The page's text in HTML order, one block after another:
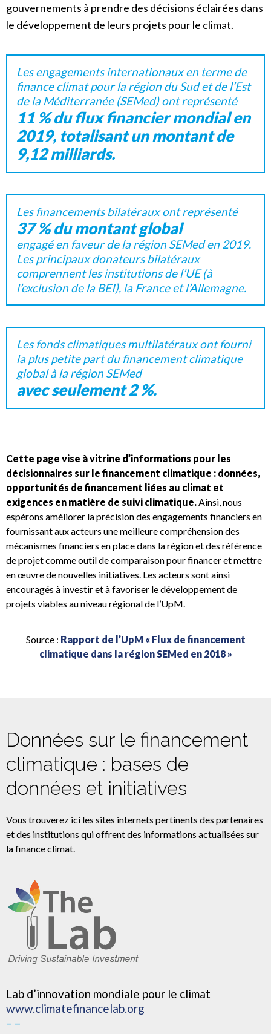
gouvernements à prendre des décisions éclairées dans
le développement de leurs projets pour le climat.
Les engagements internationaux en terme de
finance climat pour la région du Sud et de l’Est
de la Méditerranée (SEMed) ont représenté
11 % du flux financier mondial en
2019, totalisant un montant de
9,12 milliards.
Les financements bilatéraux ont représenté
37 % du montant global
engagé en faveur de la région SEMed en 2019.
Les principaux donateurs bilatéraux
comprennent les institutions de l’UE (à
l’exclusion de la BEI), la France et l’Allemagne.
Les fonds climatiques multilatéraux ont fourni
la plus petite part du financement climatique
global à la région SEMed
avec seulement 2 %.
Cette page vise à vitrine d’informations pour les
décisionnaires sur le financement climatique : données,
opportunités de financement liées au climat et
exigences en matière de suivi climatique.Ainsi, nous
espérons améliorer la précision des engagements financiers en
fournissant aux acteurs une meilleure compréhension des
mécanismes financiers en place dans la région et des référence
de projet comme outil de comparaison pour financer et mettre
en œuvre de nouvelles initiatives. Les acteurs sont ainsi
encouragés à investir et à favoriser le développement de
projets viables au niveau régional de l’UpM.
Source : Rapport de l’UpM « Flux de financement
climatique dans la région SEMed en 2018 »
Données sur le financement
climatique : bases de
données et initiatives
Vous trouverez ici les sites internets pertinents des partenaires
et des institutions qui offrent des informations actualisées sur
la finance climat.
Lab d’innovation mondiale pour le climat
www.climatefinancelab.org
– –